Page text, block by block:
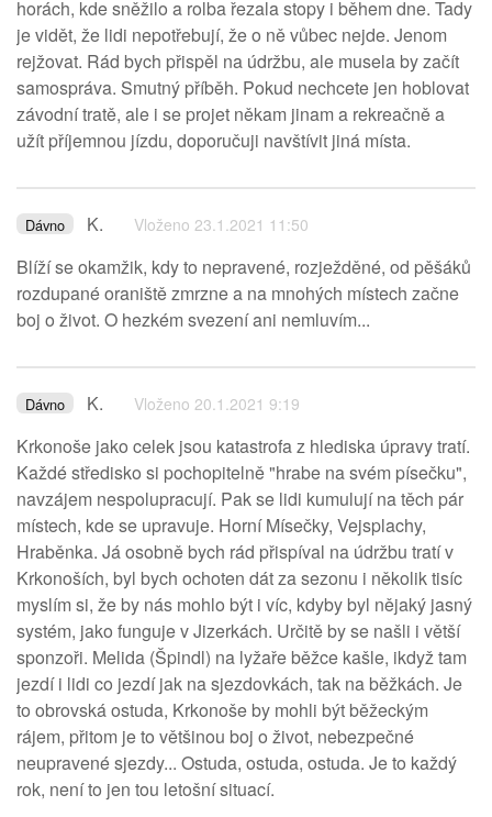
horách, kde sněžilo a rolba řezala stopy i během dne. Tady
je vidět, že lidi nepotřebují, že o ně vůbec nejde. Jenom
rejžovat. Rád bych přispěl na údržbu, ale musela by začít
samospráva. Smutný příběh. Pokud nechcete jen hoblovat
závodní tratě, ale i se projet někam jinam a rekreačně a
užít příjemnou jízdu, doporučuji navštívit jiná místa.
Dávno K. Vloženo 23.1.2021 11:50
Blíží se okamžik, kdy to nepravené, rozježděné, od pěšáků
rozdupané oraniště zmrzne a na mnohých místech začne
boj o život. O hezkém svezení ani nemluvím...
Dávno K. Vloženo 20.1.2021 9:19
Krkonoše jako celek jsou katastrofa z hlediska úpravy tratí.
Každé středisko si pochopitelně "hrabe na svém písečku",
navzájem nespolupracují. Pak se lidi kumulují na těch pár
místech, kde se upravuje. Horní Mísečky, Vejsplachy,
Hraběnka. Já osobně bych rád přispíval na údržbu tratí v
Krkonoších, byl bych ochoten dát za sezonu i několik tisíc
myslím si, že by nás mohlo být i víc, kdyby byl nějaký jasný
systém, jako funguje v Jizerkách. Určitě by se našli i větší
sponzoři. Melida (Špindl) na lyžaře běžce kašle, ikdyž tam
jezdí i lidi co jezdí jak na sjezdovkách, tak na běžkách. Je
to obrovská ostuda, Krkonoše by mohli být běžeckým
rájem, přitom je to většinou boj o život, nebezpečné
neupravené sjezdy... Ostuda, ostuda, ostuda. Je to každý
rok, není to jen tou letošní situací.